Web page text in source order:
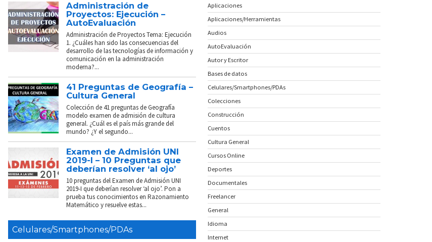
Administración de
Proyectos: Ejecución –
AutoEvaluación
Administración de Proyectos Tema: Ejecución
1. ¿Cuáles han sido las consecuencias del
desarrollo de las tecnologías de información y
comunicación en la administración
moderna?...
41 Preguntas de Geografía –
Cultura General
Colección de 41 preguntas de Geografía
modelo examen de admisión de cultura
general. ¿Cuál es el país más grande del
mundo? ¿Y el segundo...
Examen de Admisión UNI
2019-I – 10 Preguntas que
deberían resolver ‘al ojo’
10 preguntas del Examen de Admisión UNI
2019-I que deberían resolver ‘al ojo’. Pon a
prueba tus conocimientos en Razonamiento
Matemático y resuelve estas...
Celulares/Smartphones/PDAs
Aplicaciones
Aplicaciones/Herramientas
Audios
AutoEvaluación
Autor y Escritor
Bases de datos
Celulares/Smartphones/PDAs
Colecciones
Construcción
Cuentos
Cultura General
Cursos Online
Deportes
Documentales
Freelancer
General
Idioma
Internet